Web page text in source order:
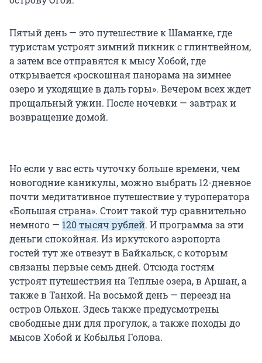
Пятый день — это путешествие к Шаманке, где
туристам устроят зимний пикник с глинтвейном,
а затем все отправятся к мысу Хобой, где
открывается «роскошная панорама на зимнее
озеро и уходящие в даль горы». Вечером всех ждет
прощальный ужин. После ночевки — завтрак и
возвращение домой.
Но если у вас есть чуточку больше времени, чем
новогодние каникулы, можно выбрать 12-дневное
почти медитативное путешествие у туроператора
«Большая страна». Стоит такой тур сравнительно
немного — 120 тысяч рублей. И программа за эти
деньги спокойная. Из иркутского аэропорта
гостей тут же отвезут в Байкальск, с которым
связаны первые семь дней. Отсюда гостям
устроят путешествия на Теплые озера, в Аршан, а
также в Танхой. На восьмой день — переезд на
остров Ольхон. Здесь также предусмотрены
свободные дни для прогулок, а также походы до
мысов Хобой и Кобылья Голова.